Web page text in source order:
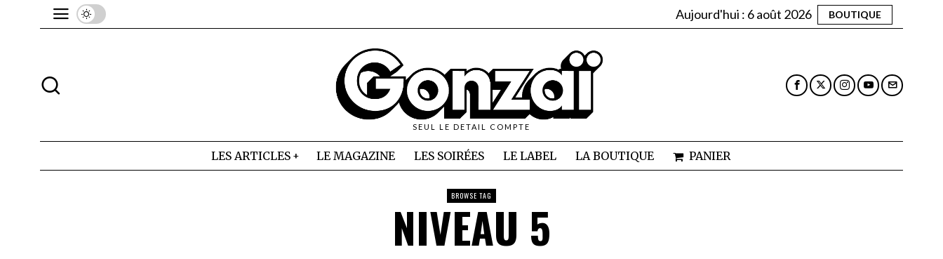
Aujourd'hui : 6 août 2026 BOUTIQUE
SEUL LE DETAIL COMPTE
LES ARTICLES LE MAGAZINE LES SOIRÉES LE LABEL LA BOUTIQUE PANIER
BROWSE TAG
NIVEAU 5